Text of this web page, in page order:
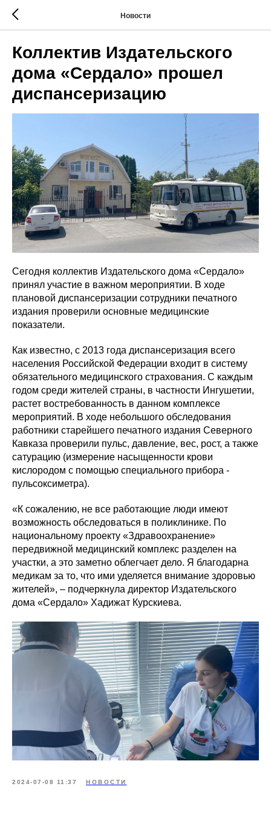
Новости
Коллектив Издательского
дома «Сердало» прошел
диспансеризацию
Сегодня коллектив Издательского дома «Сердало»
принял участие в важном мероприятии. В ходе
плановой диспансеризации сотрудники печатного
издания проверили основные медицинские
показатели.
Как известно, с 2013 года диспансеризация всего
населения Российской Федерации входит в систему
обязательного медицинского страхования. С каждым
годом среди жителей страны, в частности Ингушетии,
растет востребованность в данном комплексе
мероприятий. В ходе небольшого обследования
работники старейшего печатного издания Северного
Кавказа проверили пульс, давление, вес, рост, а также
сатурацию (измерение насыщенности крови
кислородом с помощью специального прибора -
пульсоксиметра).
«К сожалению, не все работающие люди имеют
возможность обследоваться в поликлинике. По
национальному проекту «Здравоохранение»
передвижной медицинский комплекс разделен на
участки, а это заметно облегчает дело. Я благодарна
медикам за то, что ими уделяется внимание здоровью
жителей», – подчеркнула директор Издательского
дома «Сердало» Хадижат Курскиева.
2024-07-08 11:37 НОВОСТИ